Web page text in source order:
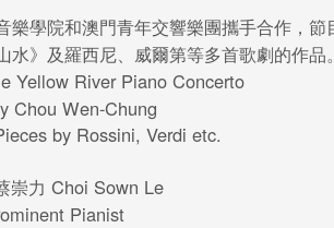
樂學院和澳門青年交響樂團攜手合作，節
水》及羅西尼、威爾第等多首歌劇的作品
Yellow River Piano Concerto
Chou Wen-Chung
by Rossini, Verdi etc.
崇力 Choi Sown Le
Pianist